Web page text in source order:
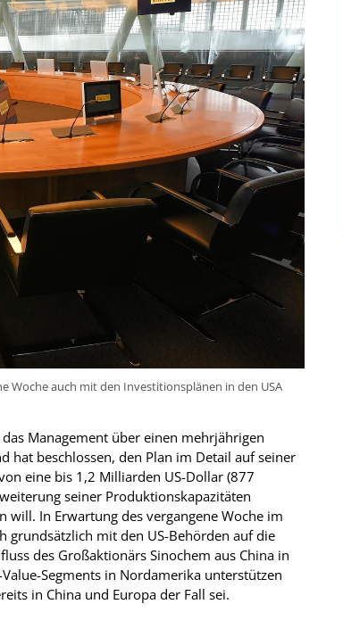
Woche auch mit den Investitionsplänen in den USA
Management über einen mehrjährigen
hat beschlossen, den Plan im Detail auf seiner
eine bis 1,2 Milliarden US-Dollar (877
seiner Produktionskapazitäten
will. In Erwartung des vergangene Woche im
grundsätzlich mit den US-Behörden auf die
des Großaktionärs Sinochem aus China in
Segments in Nordamerika unterstützen
in China und Europa der Fall sei.